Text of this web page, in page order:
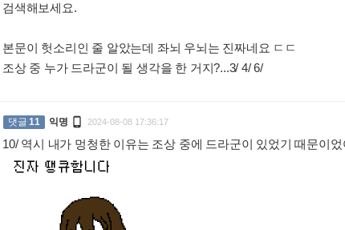
검색해보세요.
본문이 헛소리인 줄 알았는데 좌뇌 우뇌는 진짜네요 ㄷㄷ
조상 중 누가 드라군이 될 생각을 한 거지?...3/ 4/ 6/
댓글11 익명  2024-08-08 17:36:17
10/ 역시 내가 멍청한 이유는 조상 중에 드라군이 있었기 때문이었